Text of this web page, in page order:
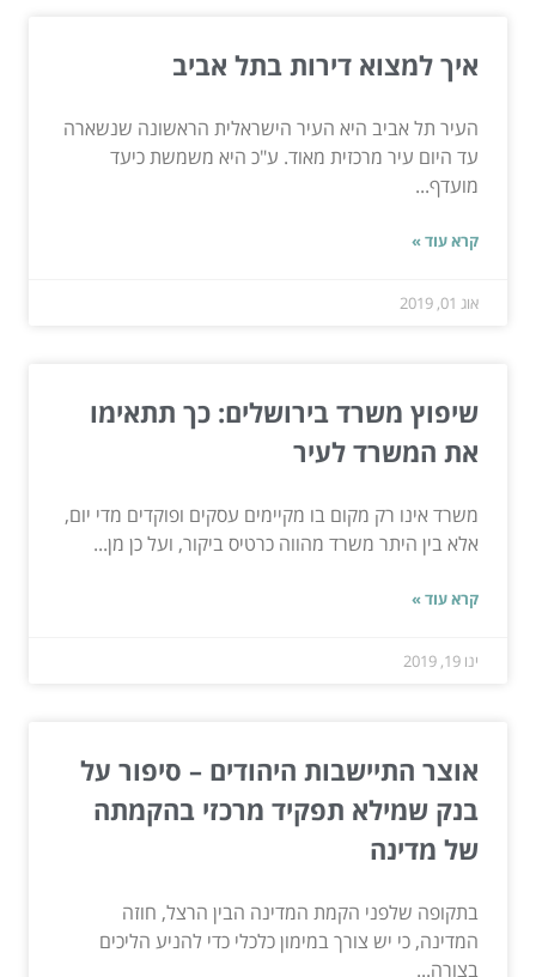
איך למצוא דירות בתל אביב
העיר תל אביב היא העיר הישראלית הראשונה שנשארה
עד היום עיר מרכזית מאוד. ע"כ היא משמשת כיעד
מועדף...
קרא עוד »
אוג 01, 2019
שיפוץ משרד בירושלים: כך תתאימו
את המשרד לעיר
משרד אינו רק מקום בו מקיימים עסקים ופוקדים מדי יום,
אלא בין היתר משרד מהווה כרטיס ביקור, ועל כן מן...
קרא עוד »
ינו 19, 2019
אוצר התיישבות היהודים – סיפור על
בנק שמילא תפקיד מרכזי בהקמתה
של מדינה
בתקופה שלפני הקמת המדינה הבין הרצל, חוזה
המדינה, כי יש צורך במימון כלכלי כדי להניע הליכים
בצורה...